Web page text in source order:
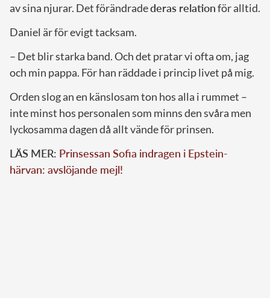
av sina njurar. Det förändradederas relationför alltid.
Daniel är för evigt tacksam.
– Det blir starka band. Och det pratar vi ofta om, jag
och min pappa. För han räddade i princip livet på mig.
Orden slog an en känslosam ton hos alla i rummet –
inte minst hos personalen som minns den svåra men
lyckosamma dagen då allt vände för prinsen.
LÄS MER: Prinsessan Sofia indragen i Epstein-
härvan: avslöjande mejl!